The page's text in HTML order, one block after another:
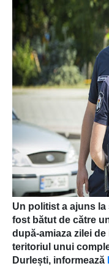
Un politist a ajuns la
fost bătut de către
după-amiaza zilei
teritoriul unui
Durlești, informează